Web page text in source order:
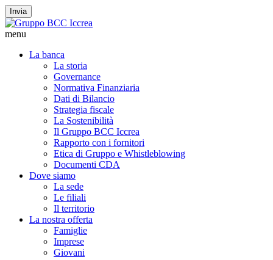
Invia
menu
La banca
La storia
Governance
Normativa Finanziaria
Dati di Bilancio
Strategia fiscale
La Sostenibilità
Il Gruppo BCC Iccrea
Rapporto con i fornitori
Etica di Gruppo e Whistleblowing
Documenti CDA
Dove siamo
La sede
Le filiali
Il territorio
La nostra offerta
Famiglie
Imprese
Giovani